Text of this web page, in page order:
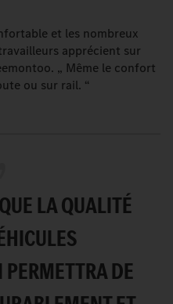
et les nombreux
apprécient sur
„ Même le confort
ou sur rail. “
LA QUALITÉ
DE